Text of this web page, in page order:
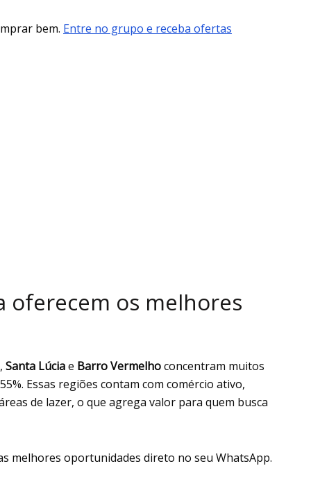
bem. Entre no grupo e receba ofertas
oferecem os melhores
, Santa Lúciae Barro Vermelhoconcentram muitos
Essas regiões contam com comércio ativo,
de lazer, o que agrega valor para quem busca
melhores oportunidades direto no seu WhatsApp.